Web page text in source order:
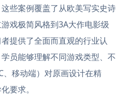
些案例覆盖了从欧美写实史诗
戏极简风格到3A大作电影级
提供了全面而直观的行业认
员能够理解不同游戏类型、不
、移动端）对原画设计在精
要求。